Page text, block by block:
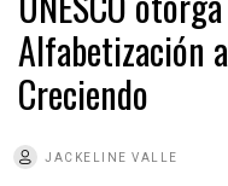
Alfabetización
Creciendo
JACKELINE VALLE